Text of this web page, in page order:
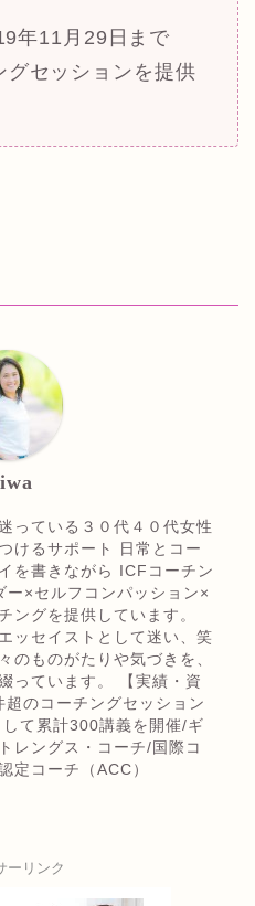
年11月29日まで
グセッションを提供
っている３０代４０代女性
けるサポート 日常とコー
を書きながら ICFコーチン
ー×セルフコンパッション×
ングを提供しています。
ッセイストとして迷い、笑
のものがたりや気づきを、
っています。 【実績・資
のコーチングセッション
て累計300講義を開催/ギ
レングス・コーチ/国際コ
定コーチ（ACC）
ーリンク